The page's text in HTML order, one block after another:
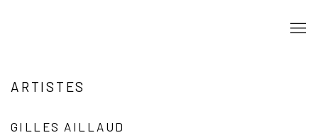
ARTISTES
GILLES AILLAUD